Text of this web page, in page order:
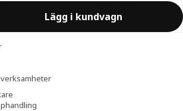
Lägg i kundvagn